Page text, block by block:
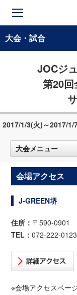
大会・試合
JOCジ
第20
2017/1/3(火)～2017/1/
大会メニュー
会場アクセス
J-GREEN堺
住所： 〒590-0901
TEL：072-222-0123
※会場アクセスペー